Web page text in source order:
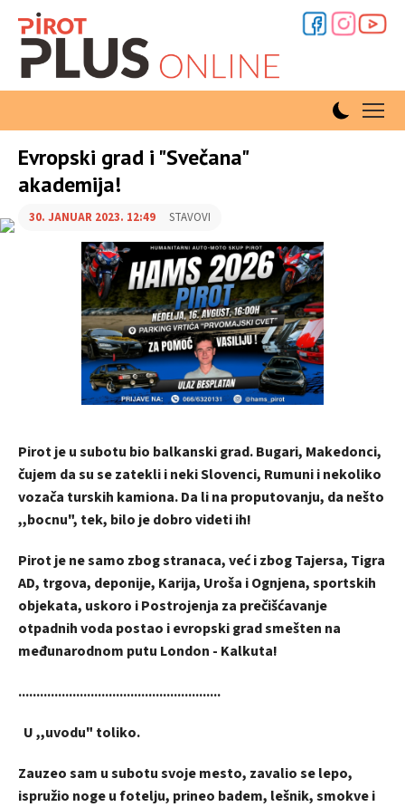
Evropski grad i "Svečana"
akademija!
30. JANUAR 2023. 12:49 STAVOVI
Pirot je u subotu bio balkanski grad. Bugari, Makedonci,
čujem da su se zatekli i neki Slovenci, Rumuni i nekoliko
vozača turskih kamiona. Da li na proputovanju, da nešto
,,bocnu", tek, bilo je dobro videti ih!
Pirot je ne samo zbog stranaca, već i zbog Tajersa, Tigra
AD, trgova, deponije, Karija, Uroša i Ognjena, sportskih
objekata, uskoro i Postrojenja za prečišćavanje
otpadnih voda postao i evropski grad smešten na
međunarodnom putu London - Kalkuta!
........................................................
U ,,uvodu" toliko.
Zauzeo sam u subotu svoje mesto, zavalio se lepo,
ispružio noge u fotelju, prineo badem, lešnik, smokve i